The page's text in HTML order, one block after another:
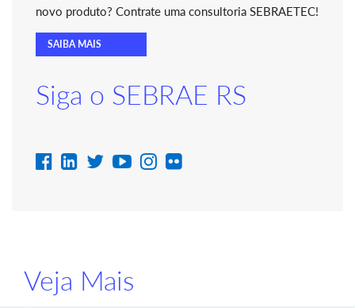
novo produto? Contrate uma consultoria SEBRAETEC!
SAIBA MAIS
Siga o SEBRAE RS
Veja Mais